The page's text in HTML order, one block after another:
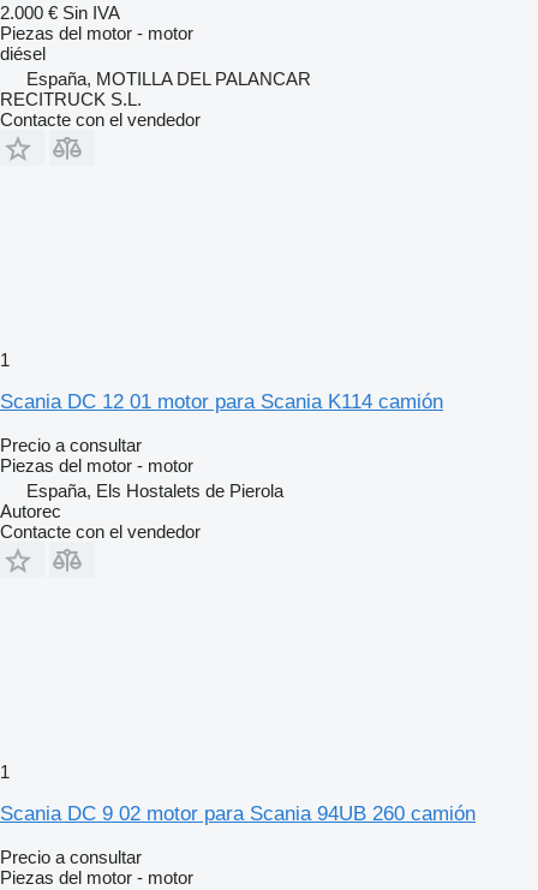
2.000 € Sin IVA
Piezas del motor - motor
diésel
España, MOTILLA DEL PALANCAR
RECITRUCK S.L.
Contacte con el vendedor
1
Scania DC 12 01 motor para Scania K114 camión
Precio a consultar
Piezas del motor - motor
España, Els Hostalets de Pierola
Autorec
Contacte con el vendedor
1
Scania DC 9 02 motor para Scania 94UB 260 camión
Precio a consultar
Piezas del motor - motor